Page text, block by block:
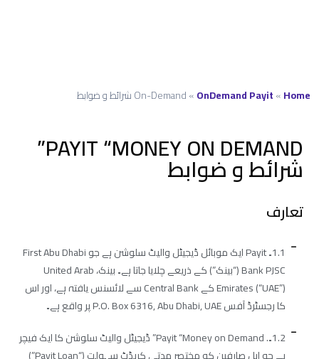
Home
»
OnDemand Payit
»On-Demand شرائط و ضوابط
PAYIT “MONEY ON DEMAND”
شرائط و ضوابط
تعارف
1.1۔ Payit ایک موبائل ڈیجیٹل والیٹ سلوشن ہے جو First Abu Dhabi
Bank PJSC (“بینک”) کے ذریعے چلایا جاتا ہے۔ بینک، United Arab
Emirates (“UAE”) کے Central Bank سے لائسنس یافتہ ہے، اور اس
کا رجسٹرڈ آفس P.O. Box 6316, Abu Dhabi, UAE پر واقع ہے۔
1.2۔. Payit “Money on Demand” ڈیجیٹل والیٹ سلوشن کا ایک فیچر